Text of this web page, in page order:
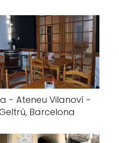
- Ateneu Vilanoví -
Barcelona